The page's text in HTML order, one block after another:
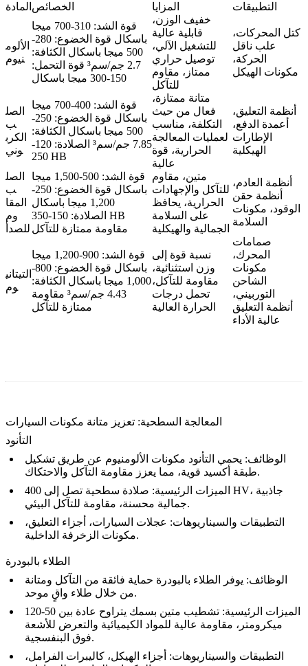
المادة الخصائص المزايا التطبيقات
الألوم
نيوم
قوة الشد: 310-700 ميجا
باسكال قوة الخضوع: 280-
500 ميجا باسكال الكثافة:
2.7 جم/سم³ قوة التحمل:
150-300 ميجا باسكال
خفيف الوزن،
قابلية عالية
للتشغيل الآلي،
توصيل حراري
ممتاز، مقاوم
للتآكل
كتل المحركات،
علب ناقل
الحركة،
مكونات الهيكل
الصل
ب
الكرب
وني
قوة الشد: 400-700 ميجا
باسكال قوة الخضوع: 250-
500 ميجا باسكال الكثافة:
7.85 جم/سم³ الصلادة: 120-
250 HB
متانة ممتازة،
فعال من حيث
التكلفة، مناسب
لعمليات المعالجة
الحرارية، قوة
عالية
أنظمة التعليق،
أعمدة الدفع،
الإطارات
الهيكلية
الصل
ب
المقا
وم
للصدأ
قوة الشد: 500-1,500 ميجا
باسكال قوة الخضوع: 250-
1,200 ميجا باسكال
الصلادة: 150-350 HB
مقاومة ممتازة للتآكل
متين، مقاوم
للتآكل والإجهادات
الحرارية، يحافظ
على السلامة
الجمالية والهيكلية
أنظمة العادم،
أنظمة حقن
الوقود، مكونات
السلامة
التيتاني
وم
قوة الشد: 900-1,200 ميجا
باسكال قوة الخضوع: 800-
1,000 ميجا باسكال الكثافة:
4.43 جم/سم³ مقاومة
ممتازة للتآكل
نسبة قوة إلى
وزن استثنائية،
مقاومة للتآكل،
تحمل درجات
الحرارة العالية
صمامات
المحرك،
مكونات
الشاحن
التوربيني،
أنظمة التعليق
عالية الأداء
المعالجة السطحية: تعزيز متانة مكونات السيارات
التأنود
الوظائف: يحمي التأنود مكونات الألومنيوم عن طريق تشكيل
طبقة أكسيد قوية، مما يعزز مقاومة التآكل والاحتكاك.
الميزات الرئيسية:
صلادة سطحية تصل إلى 400 HV، جاذبية
جمالية محسنة، مقاومة للتآكل البيئي.
التطبيقات والسيناريوهات: عجلات السيارات، أجزاء التعليق،
مكونات الزخرفة الداخلية.
الطلاء بالبودرة
الوظائف: يوفر الطلاء بالبودرة حماية فائقة من التآكل ومتانة
من خلال طلاء واقٍ موحد.
الميزات الرئيسية:
تشطيب متين بسمك يتراوح عادة بين 50-120
ميكرومتر، مقاومة عالية للمواد الكيميائية والتعرض للأشعة
فوق البنفسجية.
التطبيقات والسيناريوهات: أجزاء الهيكل، كاليبرات الفرامل،